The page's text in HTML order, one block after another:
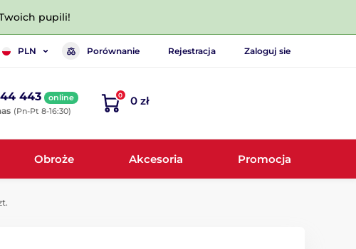
pupili!
PLN Porównanie Rejestracja Zaloguj sie
443 online
(Pn-Pt 8-16:30)
0 0 zł
Obroże Akcesoria Promocja